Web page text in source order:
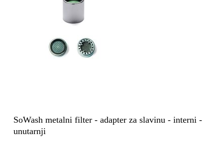
SoWash metalni filter - adapter za slavinu - interni -
unutarnji